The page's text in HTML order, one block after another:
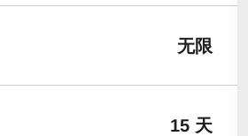
无限
15 天